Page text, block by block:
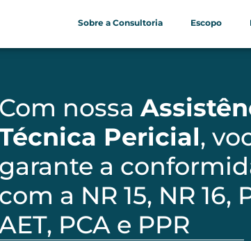
Sobre a Consultoria Escopo
Com nossa
Pericial,
garante a
com a NR 15, NR 16,
PCA e PPR